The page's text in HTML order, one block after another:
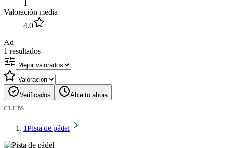
1
Valoración media
4.0
Ad
1 resultados
Verificados Abierto ahora
CLUBS
1Pista de pádel